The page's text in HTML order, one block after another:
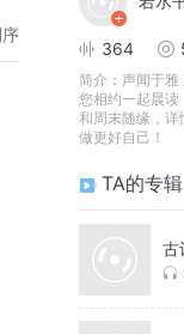
364
简介： 声闻于雅
您相约一起晨读
和周末随缘，详
做更好自己！
TA的专辑
古